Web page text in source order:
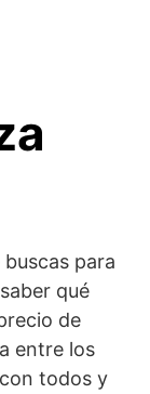
para
qué
de
entre los
todos y